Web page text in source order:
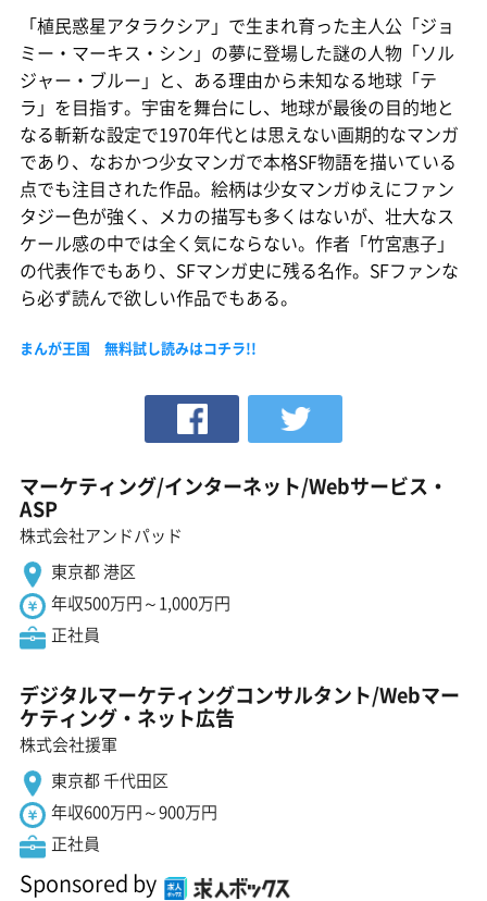
「植民惑星アタラクシア」で生まれ育った主人公「ジョ
ミー・マーキス・シン」の夢に登場した謎の人物「ソル
ジャー・ブルー」と、ある理由から未知なる地球「テ
ラ」を目指す。宇宙を舞台にし、地球が最後の目的地と
なる斬新な設定で1970年代とは思えない画期的なマンガ
であり、なおかつ少女マンガで本格SF物語を描いている
点でも注目された作品。絵柄は少女マンガゆえにファン
タジー色が強く、メカの描写も多くはないが、壮大なス
ケール感の中では全く気にならない。作者「竹宮惠子」
の代表作でもあり、SFマンガ史に残る名作。SFファンな
ら必ず読んで欲しい作品でもある。
まんが王国 無料試し読みはコチラ!!
マーケティング/インターネット/Webサービス・
ASP
株式会社アンドパッド
東京都 港区
年収500万円～1,000万円
正社員
デジタルマーケティングコンサルタント/Webマー
ケティング・ネット広告
株式会社援軍
東京都 千代田区
年収600万円～900万円
正社員
Sponsored by